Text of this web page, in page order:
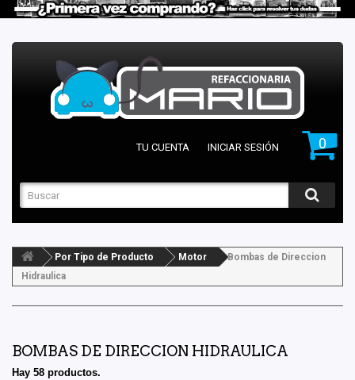
0
TU CUENTA INICIAR SESIÓN
Por Tipo de Producto Motor
Bombas de Direccion
Hidraulica
BOMBAS DE DIRECCION HIDRAULICA
Hay 58 productos.